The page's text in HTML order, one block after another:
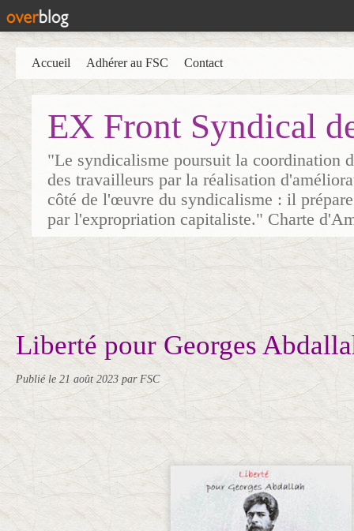
EX Front Syndical
"Le syndicalisme poursuit la coordination
des travailleurs par la réalisation
côté de l'œuvre du syndicalisme : il
par l'expropriation capitaliste." Charte
Accueil Adhérer au FSC Contact
Liberté pour Georges
Publié le 21 août 2023 par FSC